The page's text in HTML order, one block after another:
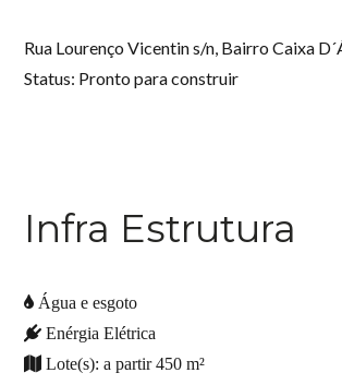
Rua Lourenço Vicentin s/n, Bairro Caixa
Status: Pronto para construir
Infra Estrutura
Água e esgoto
Enérgia Elétrica
Lote(s): a partir 450 m²